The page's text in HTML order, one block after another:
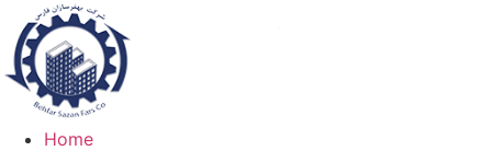
Skip
to
content
Home